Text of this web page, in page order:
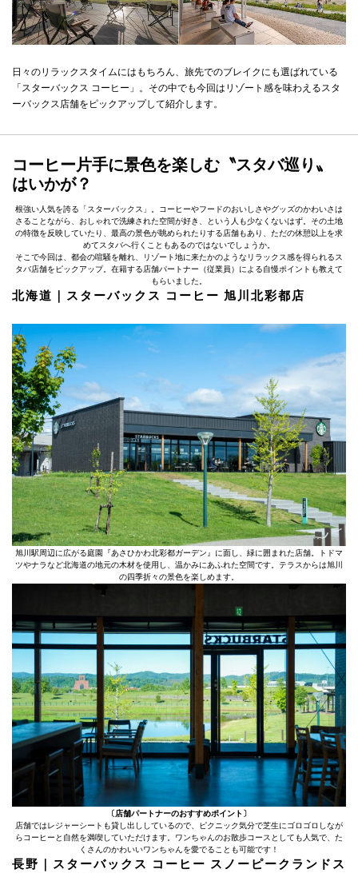
日々のリラックスタイムにはもちろん、旅先でのブレイクにも選ばれている
「スターバックス コーヒー」。その中でも今回はリゾート感を味わえるスタ
ーバックス店舗をピックアップして紹介します。
コーヒー片手に景色を楽しむ〝スタバ巡り〟
はいかが？
根強い人気を誇る「スターバックス」。コーヒーやフードのおいしさやグッズのかわいさは
さることながら、おしゃれで洗練された空間が好き、という人も少なくないはず。その土地
の特徴を反映していたり、最高の景色が眺められたりする店舗もあり、ただの休憩以上を求
めてスタバへ行くこともあるのではないでしょうか。
そこで今回は、都会の喧騒を離れ、リゾート地に来たかのようなリラックス感を得られるス
タバ店舗をピックアップ。在籍する店舗パートナー（従業員）による自慢ポイントも教えて
もらいました。
北海道｜スターバックス コーヒー 旭川北彩都店
旭川駅周辺に広がる庭園『あさひかわ北彩都ガーデン』に面し、緑に囲まれた店舗。トドマ
ツやナラなど北海道の地元の木材を使用し、温かみにあふれた空間です。テラスからは旭川
の四季折々の景色を楽しめます。
〔店舗パートナーのおすすめポイント〕
店舗ではレジャーシートも貸し出ししているので、ピクニック気分で芝生にゴロゴロしなが
らコーヒーと自然を満喫していただけます。ワンちゃんのお散歩コースとしても人気で、た
くさんのかわいいワンちゃんを愛でることも可能です！
長野｜スターバックス コーヒー スノーピークランドス